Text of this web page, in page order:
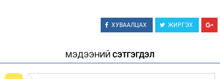
ХУВААЛЦАХ ЖИРГЭХ
МЭДЭЭНИЙ СЭТГЭГДЭЛ